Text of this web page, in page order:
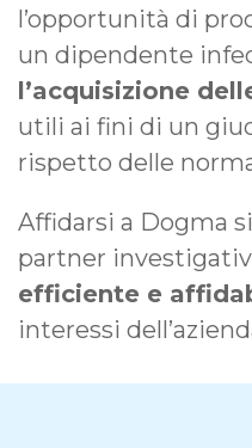
l’opportunità di
un dipendente
l’acquisizione
utili ai fini di un
rispetto delle
Affidarsi a Dogma
partner
efficiente e
interessi